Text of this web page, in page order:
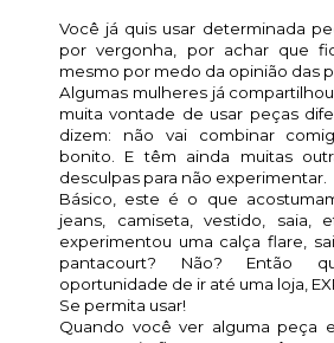
Você já quis usar determinada
por vergonha, por achar que
mesmo por medo da opinião das
Algumas mulheres já
muita vontade de usar peças
dizem: não vai combinar
bonito. E têm ainda muitas
desculpas para não experimentar.
Básico, este é o que
jeans, camiseta, vestido, saia,
experimentou uma calça flare,
pantacourt? Não? Então
oportunidade de ir até uma loja,
Se permita usar!
Quando você ver alguma peça